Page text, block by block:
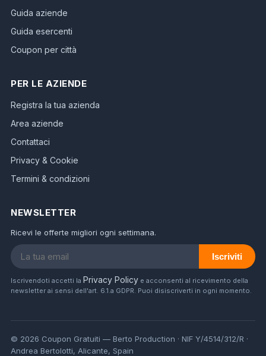
Guida aziende
Guida esercenti
Coupon per città
PER LE AZIENDE
Registra la tua azienda
Area aziende
Contattaci
Privacy & Cookie
Termini & condizioni
NEWSLETTER
Ricevi le offerte migliori ogni settimana.
Iscriviti
Iscrivendoti accetti la Privacy Policy e acconsenti al ricevimento della
newsletter ai sensi dell'art. 6.1.a GDPR. Puoi disiscriverti in ogni momento.
© 2026 Coupon Gratuiti — Berto Production · NIF Y/4514/312/R ·
Andrea Bertolotti, Alicante, Spain